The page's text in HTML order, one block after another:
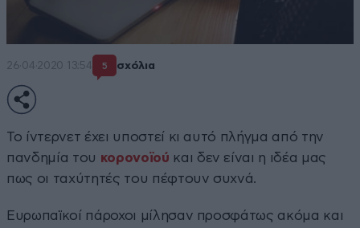
26·04·2020 13:54 5 σχόλια
Το ίντερνετ έχει υποστεί κι αυτό πλήγμα από την
πανδημία του κορονοϊού και δεν είναι η ιδέα μας
πως οι ταχύτητές του πέφτουν συχνά.
Ευρωπαϊκοί πάροχοι μίλησαν προσφάτως ακόμα και